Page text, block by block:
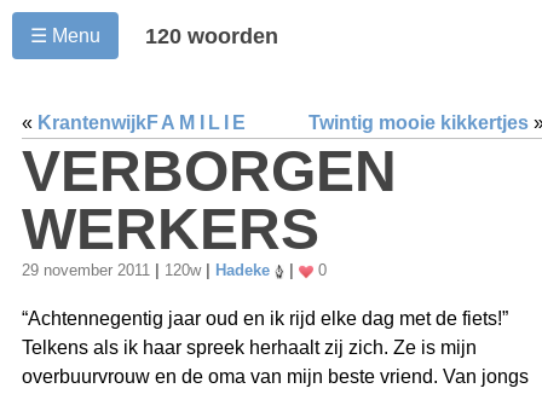
☰ Menu 120 woorden
« Krantenwijk Twintig mooie kikkertjes
FAMILIE
VERBORGEN
WERKERS
29 november 2011 120w Hadeke 0
“Achtennegentig jaar oud en ik rijd elke dag met de fiets!”
Telkens als ik haar spreek herhaalt zij zich. Ze is mijn
overbuurvrouw en de oma van mijn beste vriend. Van jongs